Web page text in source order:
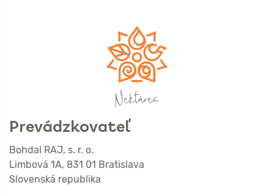
Nektáreň
Prevádzkovateľ
Bohdal RAJ, s. r. o.
Limbová 1A, 831 01 Bratislava
Slovenská republika